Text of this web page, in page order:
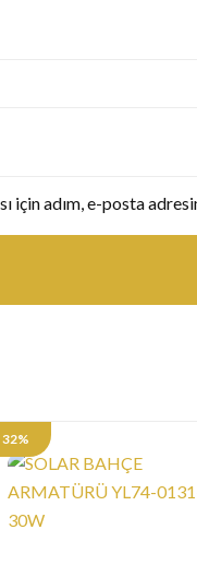
için adım, e-posta
32%